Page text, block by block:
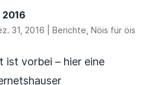
31, 2016 Berichte Nöis für öis
ist vorbei – hier eine